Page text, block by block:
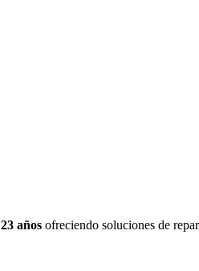
23 años ofreciendo soluciones de